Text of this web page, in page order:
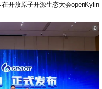
开放原子开源生态大会openKylin